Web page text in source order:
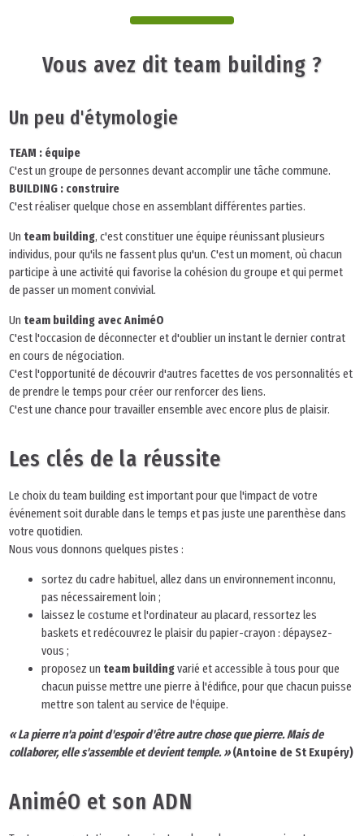
Vous avez dit team building ?
Un peu d'étymologie
TEAM : équipe
C'est un groupe de personnes devant accomplir une tâche commune.
BUILDING : construire
C'est réaliser quelque chose en assemblant différentes parties.
Un team building, c'est constituer une équipe réunissant plusieurs
individus, pour qu'ils ne fassent plus qu'un. C'est un moment, où chacun
participe à une activité qui favorise la cohésion du groupe et qui permet
de passer un moment convivial.
Un team building avec AniméO
C'est l'occasion de déconnecter et d'oublier un instant le dernier contrat
en cours de négociation.
C'est l'opportunité de découvrir d'autres facettes de vos personnalités et
de prendre le temps pour créer our renforcer des liens.
C'est une chance pour travailler ensemble avec encore plus de plaisir.
Les clés de la réussite
Le choix du team building est important pour que l'impact de votre
événement soit durable dans le temps et pas juste une parenthèse dans
votre quotidien.
Nous vous donnons quelques pistes :
sortez du cadre habituel, allez dans un environnement inconnu,
pas nécessairement loin ;
laissez le costume et l'ordinateur au placard, ressortez les
baskets et redécouvrez le plaisir du papier-crayon : dépaysez-
vous ;
proposez un team buildingvarié et accessible à tous pour que
chacun puisse mettre une pierre à l'édifice, pour que chacun puisse
mettre son talent au service de l'équipe.
« La pierre n'a point d'espoir d'être autre chose que pierre. Mais de
collaborer, elle s'assemble et devient temple. »(Antoine de St Exupéry)
AniméO et son ADN